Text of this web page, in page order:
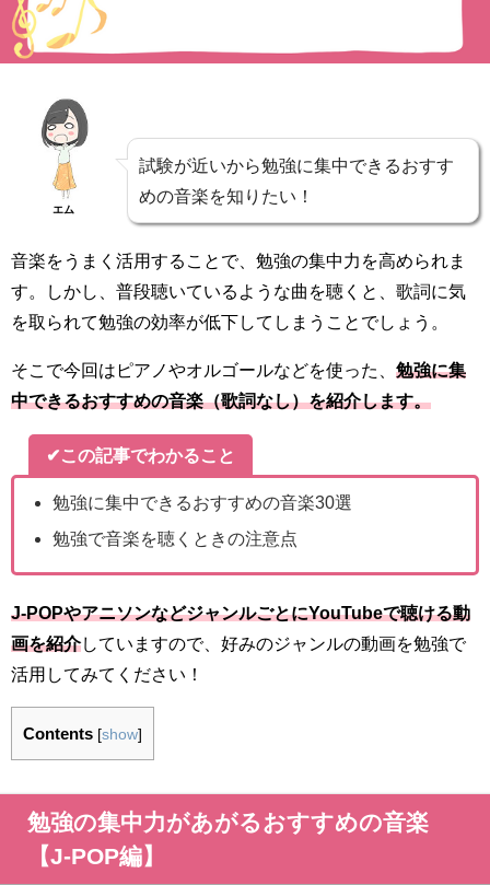
エム
試験が近いから勉強に集中できるおすす
めの音楽を知りたい！
音楽をうまく活用することで、勉強の集中力を高められま
す。しかし、普段聴いているような曲を聴くと、歌詞に気
を取られて勉強の効率が低下してしまうことでしょう。
そこで今回はピアノやオルゴールなどを使った、 勉強に集
中できるおすすめの音楽（歌詞なし）を紹介します。
✔この記事でわかること
勉強に集中できるおすすめの音楽30選
勉強で音楽を聴くときの注意点
J-POPやアニソンなどジャンルごとにYouTubeで聴ける動
画を紹介していますので、好みのジャンルの動画を勉強で
活用してみてください！
Contents [show]
勉強の集中力があがるおすすめの音楽
【J-POP編】